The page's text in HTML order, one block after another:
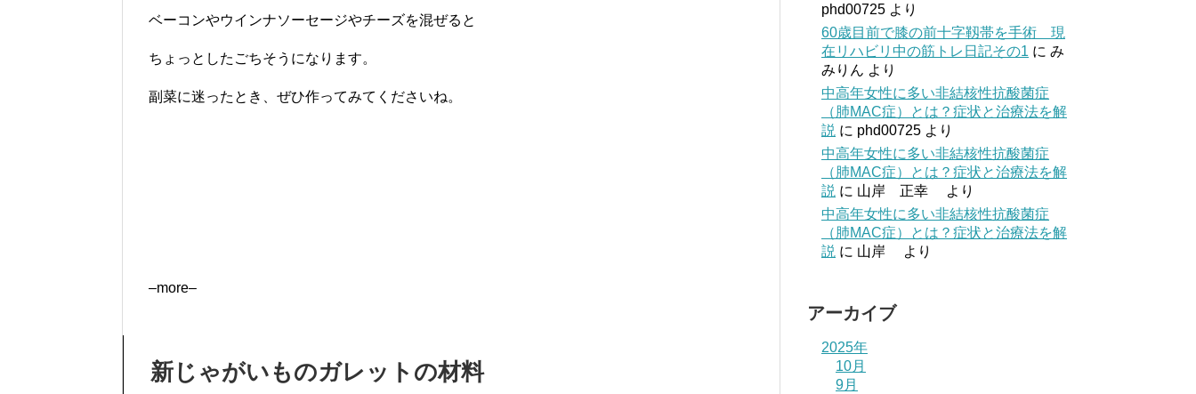
ベーコンやウインナソーセージやチーズを混ぜると
ちょっとしたごちそうになります。
副菜に迷ったとき、ぜひ作ってみてくださいね。
–more–
新じゃがいものガレットの材料
phd00725 より
60歳目前で膝の前十字靱帯を手術 現
在リハビリ中の筋トレ日記その1 に み
みりん より
中高年女性に多い非結核性抗酸菌症
（肺MAC症）とは？症状と治療法を解
説 に phd00725 より
中高年女性に多い非結核性抗酸菌症
（肺MAC症）とは？症状と治療法を解
説 に 山岸 正幸
より
中高年女性に多い非結核性抗酸菌症
（肺MAC症）とは？症状と治療法を解
説 に 山岸 より
アーカイブ
2025年
10月
9月